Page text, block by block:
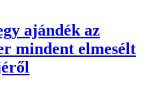
ajándék az
mindent elmesélt